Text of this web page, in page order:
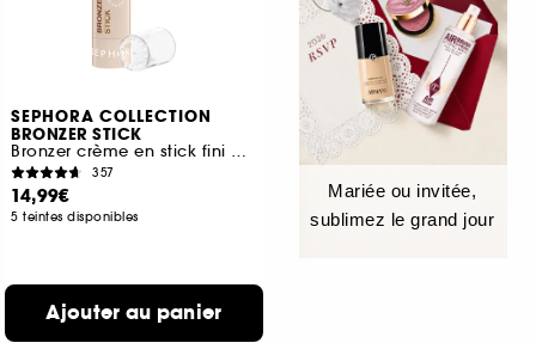
SEPHORA COLLECTION
BRONZER STICK
Bronzer crème en stick fini mat longue tenue
357
14,99€
5 teintes disponibles
Ajouter au panier
Mariée ou invitée,
sublimez le grand jour